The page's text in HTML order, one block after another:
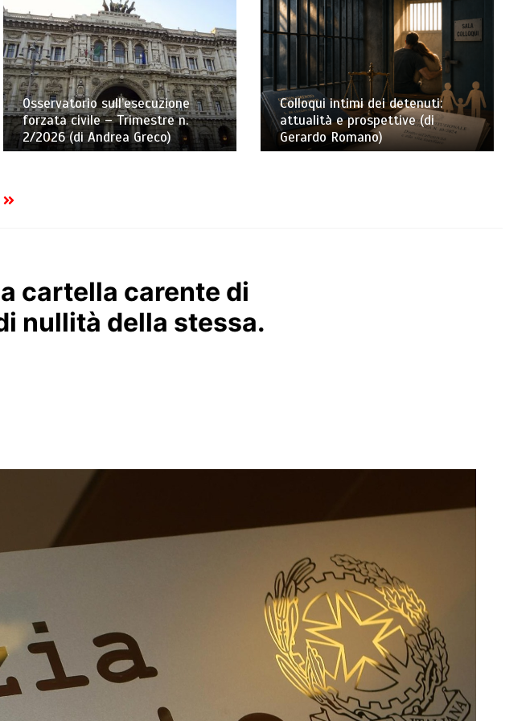
Osservatorio sull’esecuzione
forzata civile – Trimestre n.
2/2026 (di Andrea Greco)
Colloqui intimi dei detenuti:
attualità e prospettive (di
Gerardo Romano)
cartella carente di
nullità della stessa.